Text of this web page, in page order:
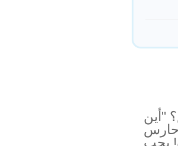
"أين
يجب